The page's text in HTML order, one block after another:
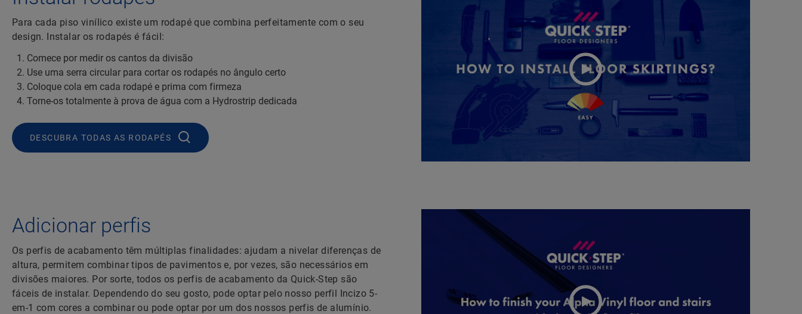
Para cada piso vinílico existe um rodapé que combina perfeitamente com o seu
design. Instalar os rodapés é fácil:
Comece por medir os cantos da divisão
Use uma serra circular para cortar os rodapés no ângulo certo
Coloque cola em cada rodapé e prima com firmeza
Torne-os totalmente à prova de água com a Hydrostrip dedicada
DESCUBRA TODAS AS RODAPÉS
Adicionar perfis
Os perfis de acabamento têm múltiplas finalidades: ajudam a nivelar diferenças de
altura, permitem combinar tipos de pavimentos e, por vezes, são necessários em
divisões maiores. Por sorte, todos os perfis de acabamento da Quick-Step são
fáceis de instalar. Dependendo do seu gosto, pode optar pelo nosso perfil Incizo 5-
em-1 com cores a combinar ou pode optar por um dos nossos perfis de alumínio.